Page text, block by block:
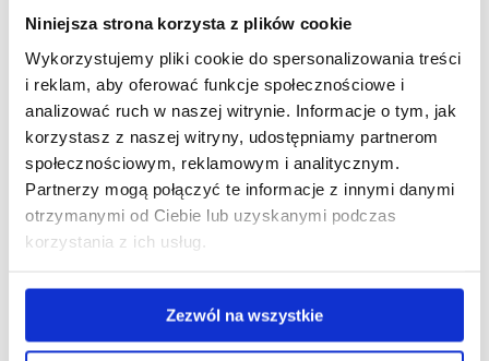
Niniejsza strona korzysta z plików cookie
Wykorzystujemy pliki cookie do spersonalizowania treści
i reklam, aby oferować funkcje społecznościowe i
analizować ruch w naszej witrynie. Informacje o tym, jak
korzystasz z naszej witryny, udostępniamy partnerom
społecznościowym, reklamowym i analitycznym.
Partnerzy mogą połączyć te informacje z innymi danymi
otrzymanymi od Ciebie lub uzyskanymi podczas
korzystania z ich usług.
Zezwól na wszystkie
Dr hab. n. med. inż. Monika Stompor-Gorący, prof. UR
Zakład Patofizjologii Człowieka
Instytut Nauk Medycznych
Uniwersytet Rzeszowski
Warzywna 1A/pok. 101
35-310 Rzeszów
e-mail: monika.stompor@gmail.com